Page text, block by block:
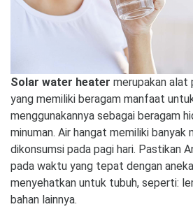
Solar water heater merupakan alat
yang memiliki beragam manfaat
menggunakannya sebagai beragam
minuman. Air hangat memiliki banyak
dikonsumsi pada pagi hari. Pastikan
pada waktu yang tepat dengan
menyehatkan untuk tubuh, seperti:
bahan lainnya.